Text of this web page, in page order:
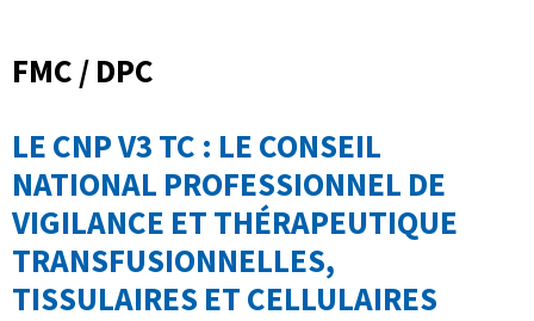
FMC / DPC
LE CNP V3 TC : LE CONSEIL
NATIONAL PROFESSIONNEL DE
VIGILANCE ET THÉRAPEUTIQUE
TRANSFUSIONNELLES,
TISSULAIRES ET CELLULAIRES